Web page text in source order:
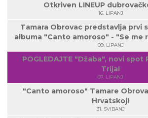
Otkriven LINEUP
16. LIPANJ
Tamara Obrovac predstavlja prvi
albuma "Canto amoroso" - "Se me
09. LIPANJ
POGLEDAJTE "Džaba", novi spot
Trija!
07. LIPANJ
"Canto amoroso" Tamare
Hrvatskoj!
31. SVIBANJ